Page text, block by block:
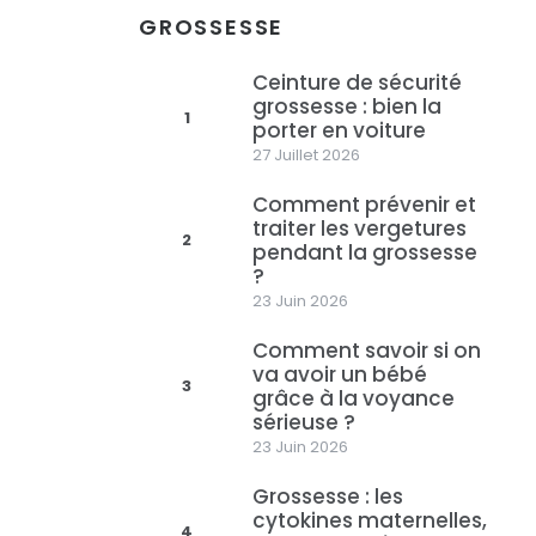
GROSSESSE
1
Ceinture de sécurité
grossesse : bien la
porter en voiture
27 Juillet 2026
2
Comment prévenir et
traiter les vergetures
pendant la grossesse
?
23 Juin 2026
3
Comment savoir si on
va avoir un bébé
grâce à la voyance
sérieuse ?
23 Juin 2026
Grossesse : les
cytokines maternelles,